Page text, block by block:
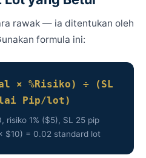
rawak — ia ditentukan oleh
formula ini:
× %Risiko) ÷ (SL
Pip/lot)
risiko 1% ($5), SL 25 pip
$10) = 0.02 standard lot